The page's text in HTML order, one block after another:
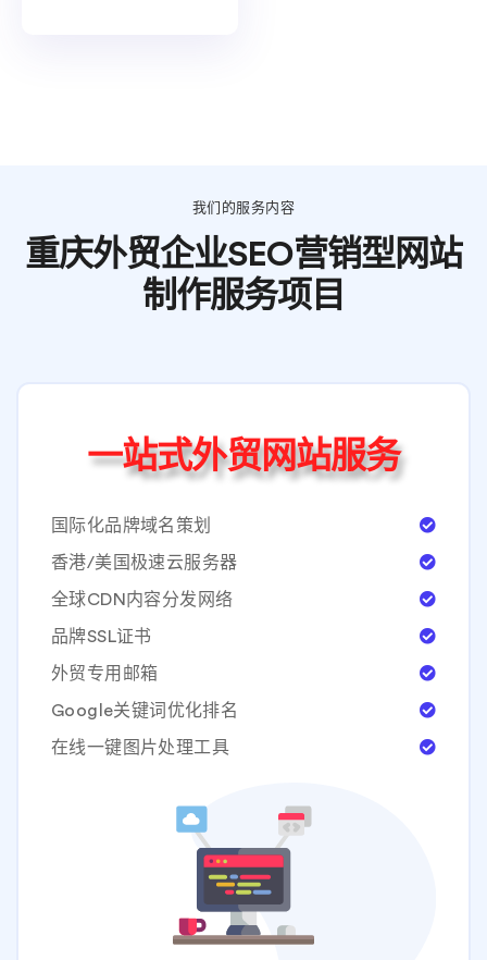
我们的服务内容
重庆外贸企业SEO营销型网站
制作服务项目
一站式外贸网站服务
国际化品牌域名策划
香港/美国极速云服务器
全球CDN内容分发网络
品牌SSL证书
外贸专用邮箱
Google关键词优化排名
在线一键图片处理工具